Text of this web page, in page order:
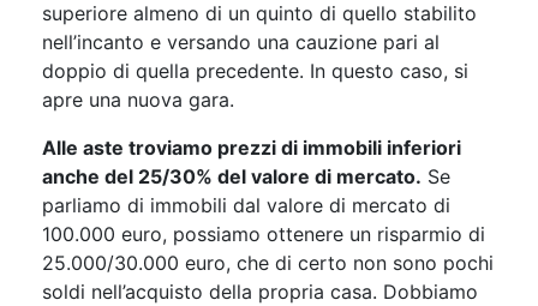
superiore almeno di un quinto di quello stabilito
nell’incanto e versando una cauzione pari al
doppio di quella precedente. In questo caso, si
apre una nuova gara.
Alle aste troviamo prezzi di immobili inferiori
anche del 25/30% del valore di mercato. Se
parliamo di immobili dal valore di mercato di
100.000 euro, possiamo ottenere un risparmio di
25.000/30.000 euro, che di certo non sono pochi
soldi nell’acquisto della propria casa. Dobbiamo